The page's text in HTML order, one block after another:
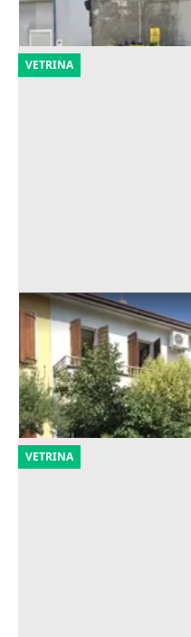
14/09/2026
VETRINA
Asta Abitazione cielo
Montegrotto Terme
Offerta minima
195.000 €
20/10/2026
VETRINA